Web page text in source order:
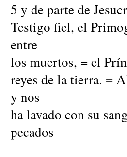
5 y de parte de
Testigo fiel, el
entre
los muertos, = el
reyes de la tierra. =
y nos
ha lavado con su
pecados